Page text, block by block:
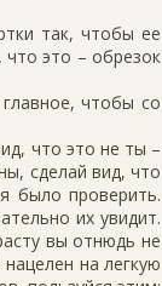
так, чтобы ее
что это – обрезок
чтобы со
что это не ты –
сделай вид, что
было проверить.
их увидит.
вы отнюдь не
на легкую